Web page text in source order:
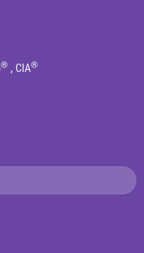
®, CIA®